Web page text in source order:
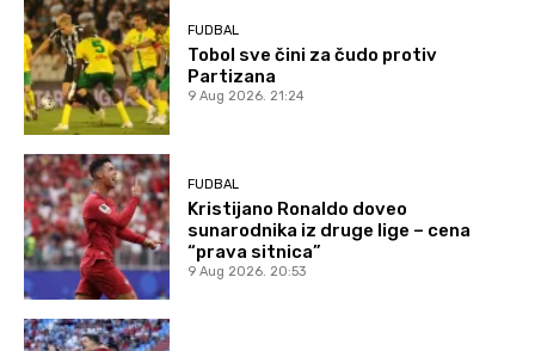
FUDBAL
Tobol sve čini za čudo protiv
Partizana
9 Aug 2026. 21:24
FUDBAL
Kristijano Ronaldo doveo
sunarodnika iz druge lige – cena
“prava sitnica”
9 Aug 2026. 20:53